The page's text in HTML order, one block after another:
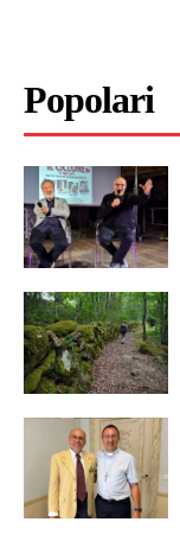
Popolari